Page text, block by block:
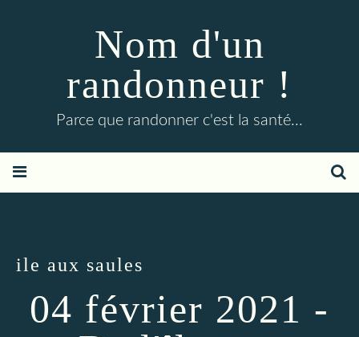
Nom d'un
randonneur !
Parce que randonner c'est la santé...
ile aux saules
04 février 2021 -